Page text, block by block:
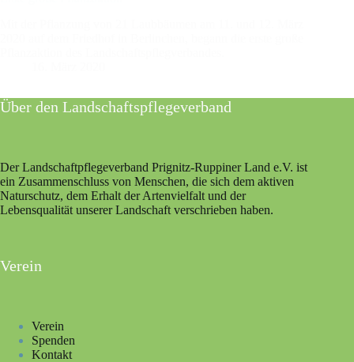
Über den Landschaftspflegeverband
Der Landschaftpflegeverband Prignitz-Ruppiner Land e.V. ist
ein Zusammenschluss von Menschen, die sich dem aktiven
Naturschutz, dem Erhalt der Artenvielfalt und der
Lebensqualität unserer Landschaft verschrieben haben.
Verein
Verein
Spenden
Kontakt